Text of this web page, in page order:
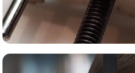
Сервис часов